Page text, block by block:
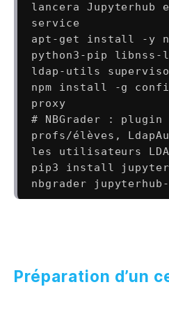
lancera Jupyterhub
service
apt-get install -y
python3-pip libnss-
ldap-utils
npm install -g
proxy
# NBGrader :
profs/élèves,
les utilisateurs
pip3 install
Préparation d’un